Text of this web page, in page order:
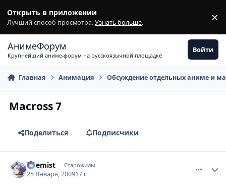
Открыть в приложении
Лучший способ просмотра.Узнать больше. ×
АнимеФорум
Крупнейший аниме-форум на русскоязычной площадке
Войти
Главная Анимация Обсуждение отдельных аниме и
Macross 7
Поделиться Подписчики
Chemist Старожилы
25 Января, 200917 г